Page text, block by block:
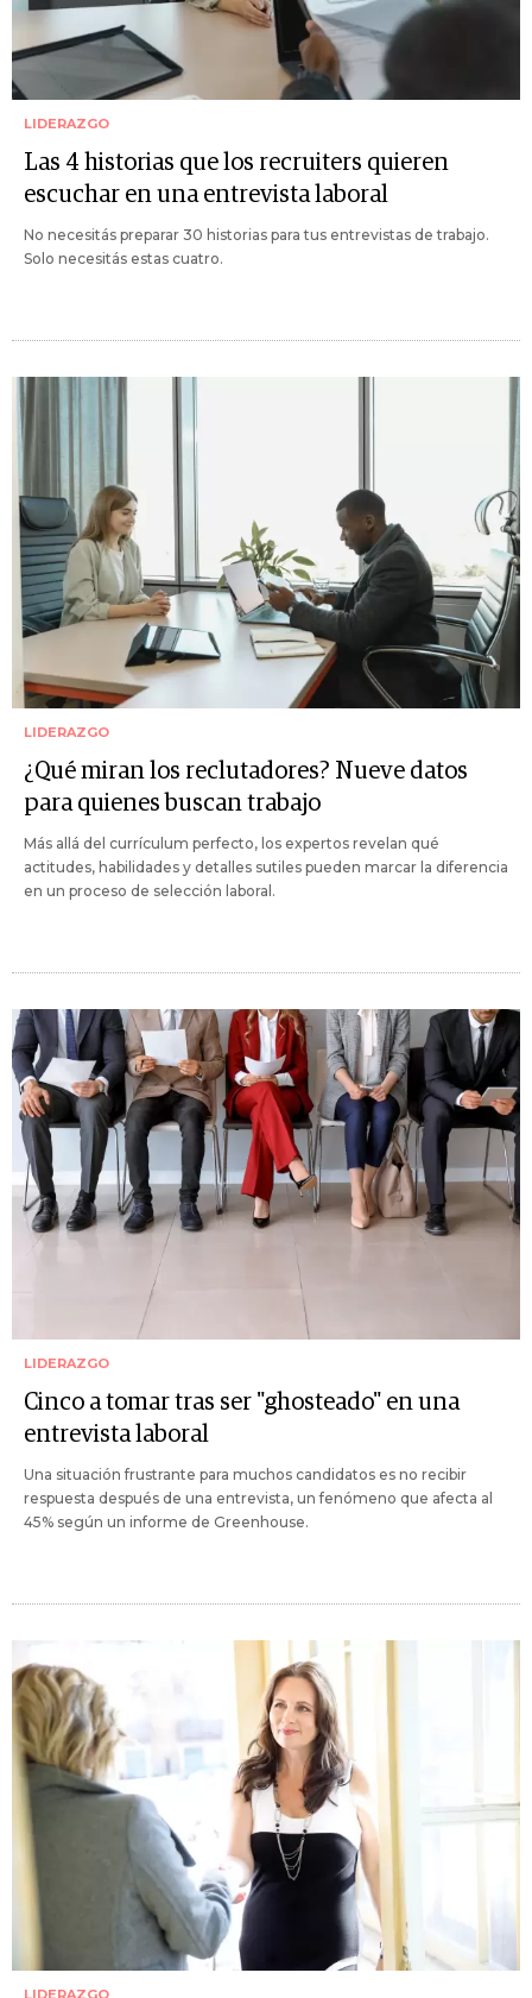
LIDERAZGO
Las 4 historias que los recruiters quieren
escuchar en una entrevista laboral
No necesitás preparar 30 historias para tus entrevistas de trabajo.
Solo necesitás estas cuatro.
LIDERAZGO
¿Qué miran los reclutadores? Nueve datos
para quienes buscan trabajo
Más allá del currículum perfecto, los expertos revelan qué
actitudes, habilidades y detalles sutiles pueden marcar la diferencia
en un proceso de selección laboral.
LIDERAZGO
Cinco a tomar tras ser "ghosteado" en una
entrevista laboral
Una situación frustrante para muchos candidatos es no recibir
respuesta después de una entrevista, un fenómeno que afecta al
45% según un informe de Greenhouse.
LIDERAZGO